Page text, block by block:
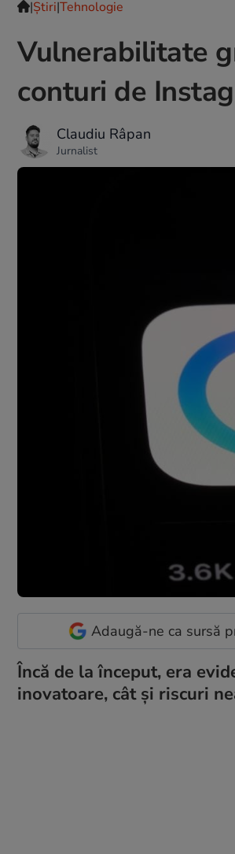
|Ştiri|Tehnologie
Vulnerabilitate
conturi de
Claudiu Râpan
Jurnalist
Adaugă-ne ca sursă
Încă de la început, era
inovatoare, cât și riscuri